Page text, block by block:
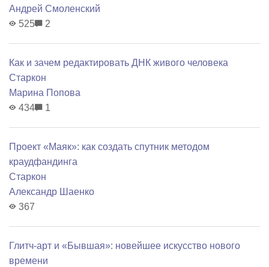
Андрей Смоленский
525
2
Как и зачем редактировать ДНК живого человека
Старкон
Марина Попова
434
1
Проект «Маяк»: как создать спутник методом
краудфандинга
Старкон
Александр Шаенко
367
Глитч-арт и «Бывшая»: новейшее искусство нового
времени